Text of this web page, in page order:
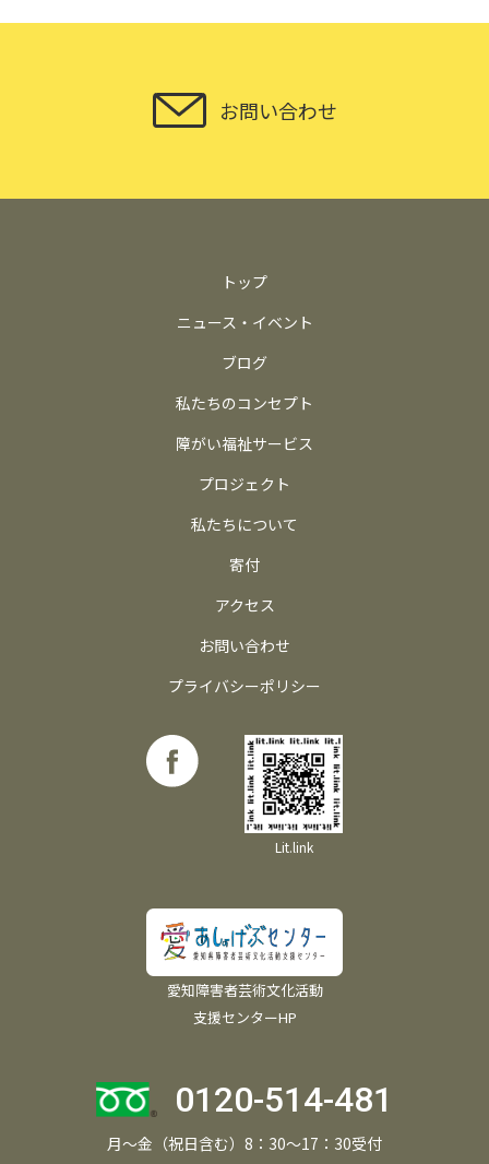
お問い合わせ
トップ
ニュース・イベント
ブログ
私たちのコンセプト
障がい福祉サービス
プロジェクト
私たちについて
寄付
アクセス
お問い合わせ
プライバシーポリシー
Lit.link
愛知障害者芸術文化活動
支援センターHP
0120-514-481
月～金（祝日含む）8：30～17：30受付